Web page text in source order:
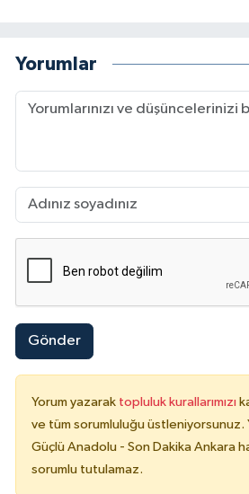
Yorumlar
Gönder
Yorum yazarak topluluk kurallarımızı
ve tüm sorumluluğu üstleniyorsunuz.
Güçlü Anadolu - Son Dakika Ankara
sorumlu tutulamaz.